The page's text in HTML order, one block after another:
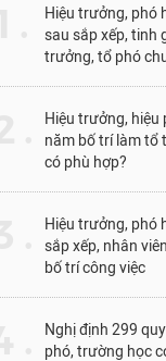
Hiệu trưởng, phó
sau sắp xếp, tinh
trưởng, tổ phó
Hiệu trưởng, hiệu
năm bố trí làm tổ
có phù hợp?
Hiệu trưởng, phó
sắp xếp, nhân
bố trí công việc
Nghị định 299
phó, trường học